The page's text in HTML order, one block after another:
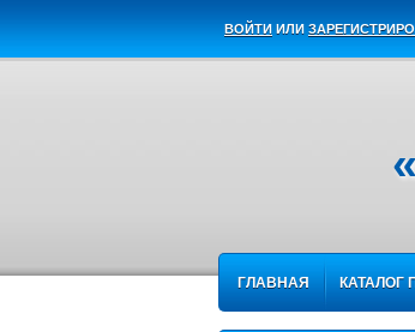
ВОЙТИ ИЛИ
ГЛАВНАЯ КАТАЛОГ